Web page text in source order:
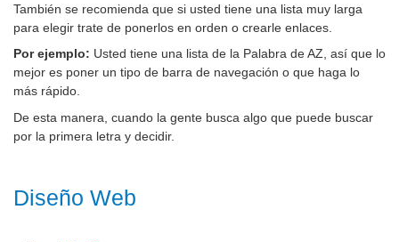
También se recomienda que si usted tiene una lista muy larga
para elegir trate de ponerlos en orden o crearle enlaces.
Por ejemplo: Usted tiene una lista de la Palabra de AZ, así que lo
mejor es poner un tipo de barra de navegación o que haga lo
más rápido.
De esta manera, cuando la gente busca algo que puede buscar
por la primera letra y decidir.
Diseño Web